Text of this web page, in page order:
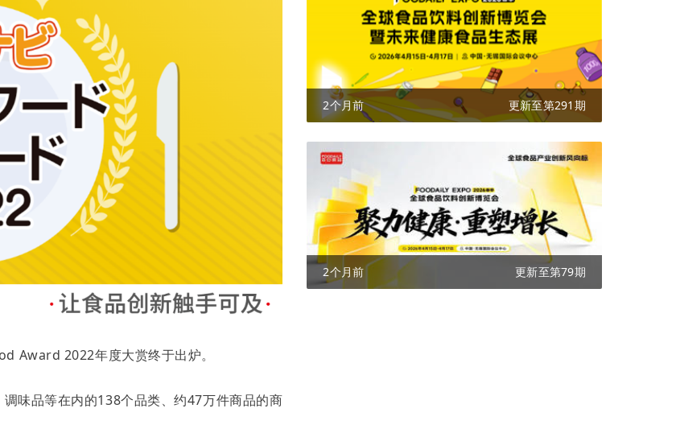
Award 2022年度大赏终于出炉。
味品等在内的138个品类、约47万件商品的商
2个月前 更新至第291期
2个月前 更新至第79期